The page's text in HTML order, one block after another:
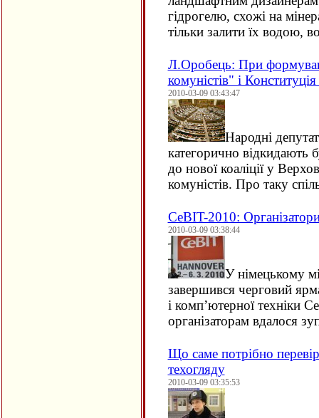
гідрогелю, схожі на
тільки залити їх водою,
Л.Оробець: При
комуністів" і Конституція
2010-03-09 03:43:47
Народні
категорично відкидають
до нової коаліції у
комуністів. Про таку
CeBIT-2010:
2010-03-09 03:38:44
У німецькому
завершився черговий
і комп’ютерної техніки
організаторам вдалося
Що саме потрібно
техогляду
2010-03-09 03:35:53